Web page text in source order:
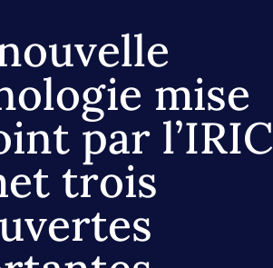
mise
par l’IRIC
trois